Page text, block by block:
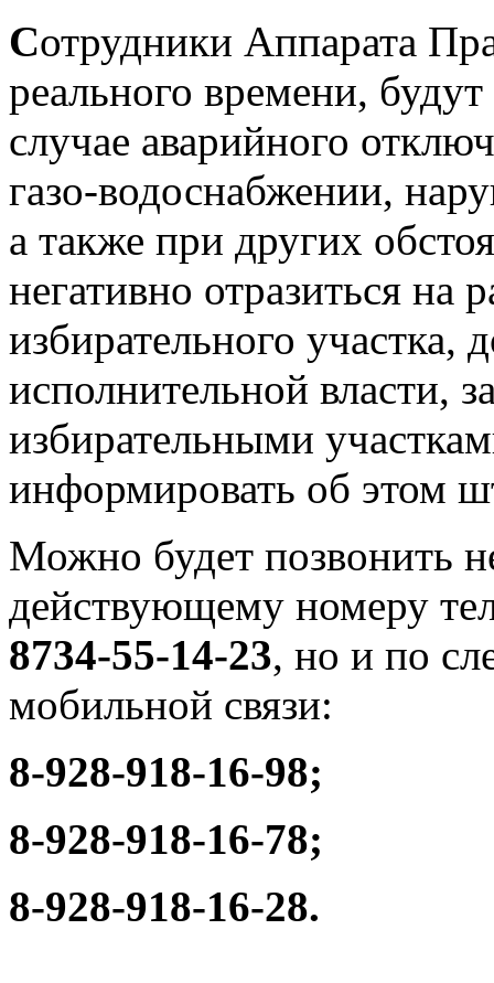
Cотрудники Аппарата
реального времени,
случае аварийного
газо-водоснабжении,
а также при других
негативно отразиться на
избирательного участка,
исполнительной власти,
избирательными
информировать об этом
Можно будет позвонить
действующему номеру
8734-55-14-23, но и по
мобильной связи:
8-928-918-16-98;
8-928-918-16-78;
8-928-918-16-28.